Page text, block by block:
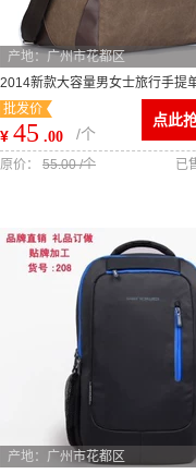
产地：广州市花都区
2014新款大容量男女士旅行手提
帆布包包广州箱包厂家批发
批发价
¥ 45 .00 /个
点此
已
原价： 55.00 /个
产地：广州市花都区